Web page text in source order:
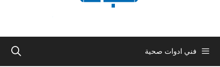
فني ادوات صحية